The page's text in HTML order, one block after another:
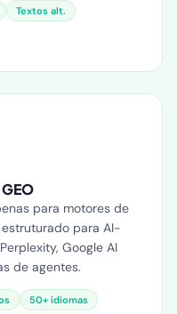
Textos alt.
para motores de
para AI-
Google AI
de agentes.
50+ idiomas